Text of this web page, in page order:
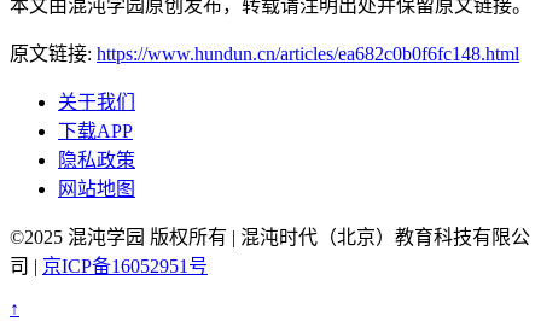
本文由混沌学园原创发布，转载请注明出处并保留原文链接。
原文链接: https://www.hundun.cn/articles/ea682c0b0f6fc148.html
关于我们
下载APP
隐私政策
网站地图
©2025 混沌学园 版权所有 | 混沌时代（北京）教育科技有限公
司 | 京ICP备16052951号
↑